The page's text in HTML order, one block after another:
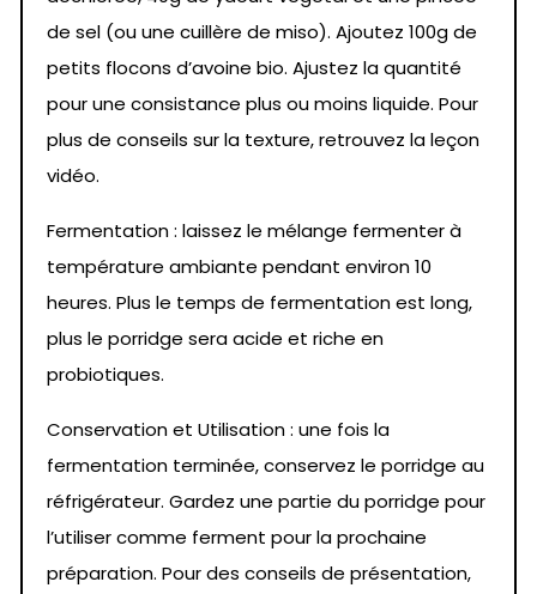
de sel (ou une cuillère de miso). Ajoutez 100g de
petits flocons d’avoine bio. Ajustez la quantité
pour une consistance plus ou moins liquide. Pour
plus de conseils sur la texture, retrouvez la leçon
vidéo.
Fermentation : laissez le mélange fermenter à
température ambiante pendant environ 10
heures. Plus le temps de fermentation est long,
plus le porridge sera acide et riche en
probiotiques.
Conservation et Utilisation : une fois la
fermentation terminée, conservez le porridge au
réfrigérateur. Gardez une partie du porridge pour
l’utiliser comme ferment pour la prochaine
préparation. Pour des conseils de présentation,